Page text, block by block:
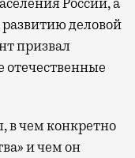
развитию деловой
призвал
отечественные
в чем конкретно
и чем он